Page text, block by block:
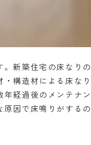
新築住宅の床なりの
構造材による床なり
経過後のメンテナン
因で床鳴りがするの